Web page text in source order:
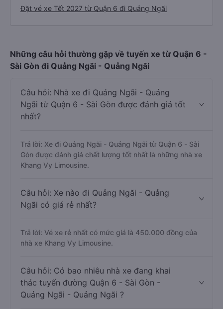
Đặt vé xe Tết 2027 từ Quận 6 đi Quảng Ngãi
Những câu hỏi thường gặp về tuyến xe từ Quận 6 -
Sài Gòn đi Quảng Ngãi - Quảng Ngãi
Câu hỏi: Nhà xe đi Quảng Ngãi - Quảng
Ngãi từ Quận 6 - Sài Gòn được đánh giá tốt
nhất?
Trả lời: Xe đi Quảng Ngãi - Quảng Ngãi từ Quận 6 - Sài
Gòn được đánh giá chất lượng tốt nhất là những nhà xe
Khang Vy Limousine.
Câu hỏi: Xe nào đi Quảng Ngãi - Quảng
Ngãi có giá rẻ nhất?
Trả lời: Vé xe rẻ nhất có mức giá là 450.000 đồng của
nhà xe Khang Vy Limousine.
Câu hỏi: Có bao nhiêu nhà xe đang khai
thác tuyến đường Quận 6 - Sài Gòn -
Quảng Ngãi - Quảng Ngãi ?